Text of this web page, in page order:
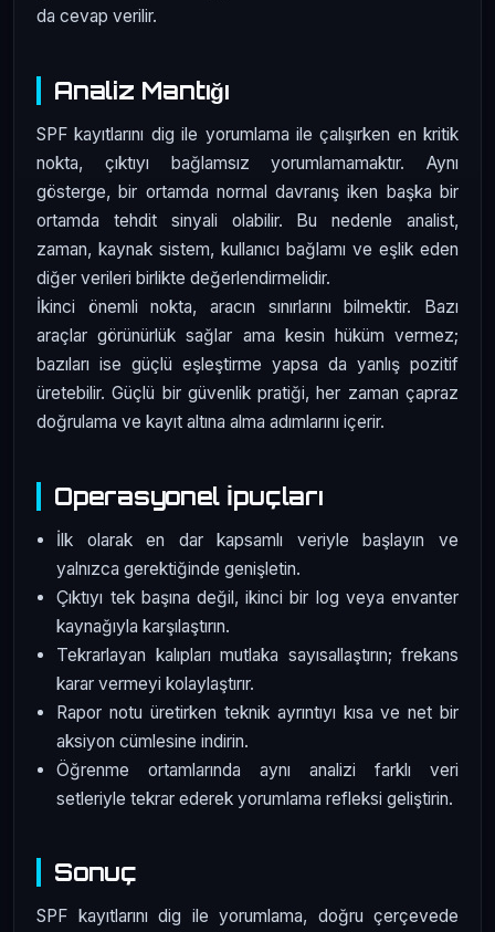
da cevap verilir.
Analiz Mantığı
SPF kayıtlarını dig ile yorumlama ile çalışırken en kritik
nokta, çıktıyı bağlamsız yorumlamamaktır. Aynı
gösterge, bir ortamda normal davranış iken başka bir
ortamda tehdit sinyali olabilir. Bu nedenle analist,
zaman, kaynak sistem, kullanıcı bağlamı ve eşlik eden
diğer verileri birlikte değerlendirmelidir.
İkinci önemli nokta, aracın sınırlarını bilmektir. Bazı
araçlar görünürlük sağlar ama kesin hüküm vermez;
bazıları ise güçlü eşleştirme yapsa da yanlış pozitif
üretebilir. Güçlü bir güvenlik pratiği, her zaman çapraz
doğrulama ve kayıt altına alma adımlarını içerir.
Operasyonel İpuçları
İlk olarak en dar kapsamlı veriyle başlayın ve
yalnızca gerektiğinde genişletin.
Çıktıyı tek başına değil, ikinci bir log veya envanter
kaynağıyla karşılaştırın.
Tekrarlayan kalıpları mutlaka sayısallaştırın; frekans
karar vermeyi kolaylaştırır.
Rapor notu üretirken teknik ayrıntıyı kısa ve net bir
aksiyon cümlesine indirin.
Öğrenme ortamlarında aynı analizi farklı veri
setleriyle tekrar ederek yorumlama refleksi geliştirin.
Sonuç
SPF kayıtlarını dig ile yorumlama, doğru çerçevede